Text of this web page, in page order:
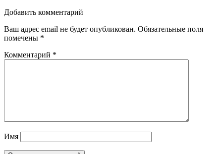
Добавить комментарий
Ваш адрес email не будет опубликован. Обязательные поля
помечены *
Комментарий *
Имя